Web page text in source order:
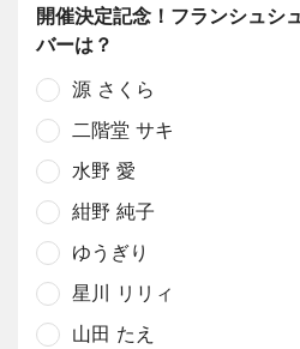
開催決定記念！フランシュシ
バーは？
源 さくら
二階堂 サキ
水野 愛
紺野 純子
ゆうぎり
星川 リリィ
山田 たえ